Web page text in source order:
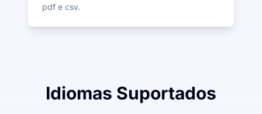
pdf e csv.
Idiomas Suportados